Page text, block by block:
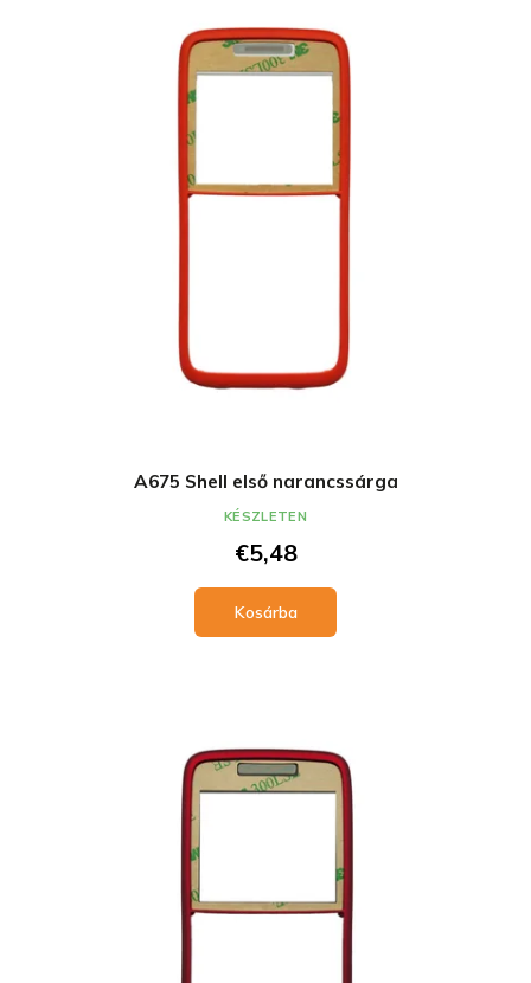
A675 Shell első narancssárga
€5,48
Kosárba
KÉSZLETEN